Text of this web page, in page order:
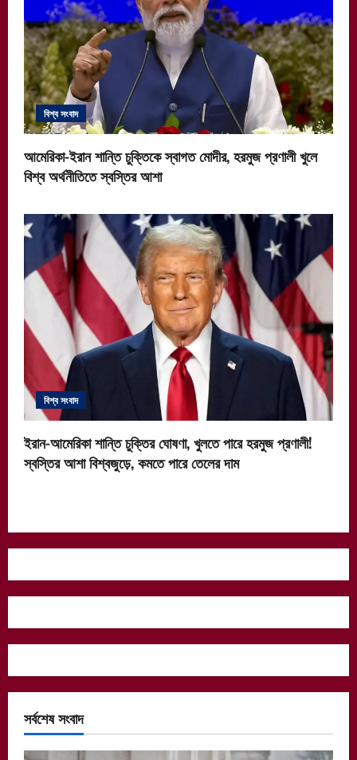
বিশ্ব সংবাদ
আমেরিকা-ইরান শান্তি চুক্তিকে স্বাগত মোদীর, হরমুজ প্রণালী খুলে
বিশ্ব অর্থনীতিতে স্বস্তির আশা
বিশ্ব সংবাদ
ইরান-আমেরিকা শান্তি চুক্তির ঘোষণা, খুলতে পারে হরমুজ প্রণালী!
স্বস্তির আশা বিশ্বজুড়ে, কমতে পারে তেলের দাম
সর্বশেষ সংবাদ